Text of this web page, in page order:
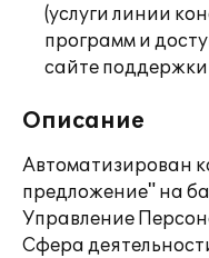
(услуги линии
программ и
сайте поддержки
Описание
Автоматизирован
предложение" на
Управление
Сфера